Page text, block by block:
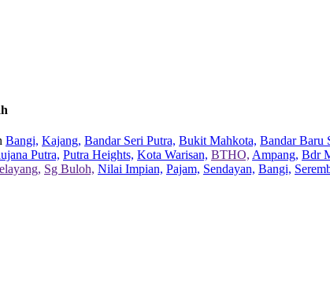
Bangi, Kajang, Bandar Seri Putra, Bukit Mahkota, Bandar Baru
Putra, Putra Heights, Kota Warisan, BTHO, Ampang, Bdr
Sg Buloh, Nilai Impian, Pajam, Sendayan, Bangi,